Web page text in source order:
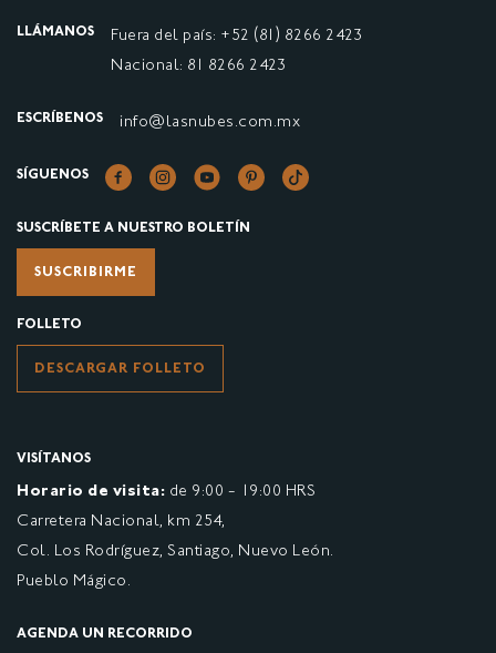
LLÁMANOS Fuera del país: +52 (81) 8266 2423
Nacional: 81 8266 2423
ESCRÍBENOS info@lasnubes.com.mx
SÍGUENOS
SUSCRÍBETE A NUESTRO BOLETÍN
SUSCRIBIRME
FOLLETO
DESCARGAR FOLLETO
VISÍTANOS
Horario de visita: de 9:00 - 19:00 HRS
Carretera Nacional, km 254,
Col. Los Rodríguez, Santiago, Nuevo León.
Pueblo Mágico.
AGENDA UN RECORRIDO